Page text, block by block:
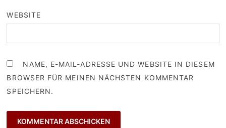
WEBSITE
NAME, E-MAIL-ADRESSE UND WEBSITE IN DIESEM
BROWSER FÜR MEINEN NÄCHSTEN KOMMENTAR
SPEICHERN.